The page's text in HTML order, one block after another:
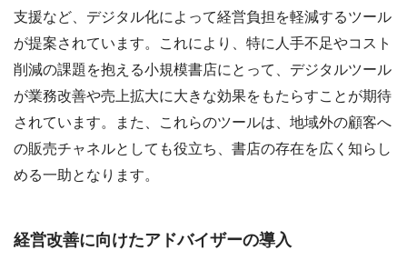
支援など、デジタル化によって経営負担を軽減するツール
が提案されています。これにより、特に人手不足やコスト
削減の課題を抱える小規模書店にとって、デジタルツール
が業務改善や売上拡大に大きな効果をもたらすことが期待
されています。また、これらのツールは、地域外の顧客へ
の販売チャネルとしても役立ち、書店の存在を広く知らし
める一助となります。
経営改善に向けたアドバイザーの導入